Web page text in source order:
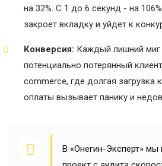
на 32%. С 1 до 6 секунд - на
закроет вкладку и уйдет к
Конверсия: Каждый лишний миг
потенциально потерянный
commerce, где долгая загрузка
оплаты вызывает панику и
В «Онегин-Эксперт»